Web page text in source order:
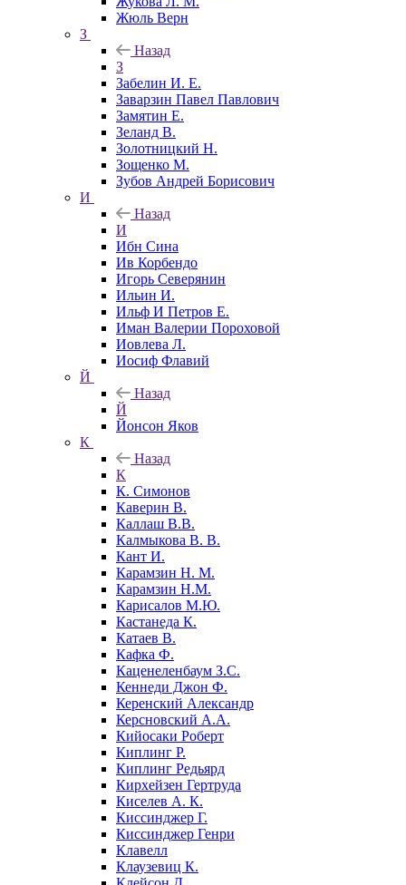
Жюль Верн
З
Назад
З
Забелин И. Е.
Заварзин Павел Павлович
Замятин Е.
Зеланд В.
Золотницкий Н.
Зощенко М.
Зубов Андрей Борисович
И
Назад
И
Ибн Сина
Ив Корбендо
Игорь Северянин
Ильин И.
Ильф И Петров Е.
Иман Валерии Пороховой
Иовлева Л.
Иосиф Флавий
Й
Назад
Й
Йонсон Яков
К
Назад
К
К. Симонов
Каверин В.
Каллаш В.В.
Калмыкова В. В.
Кант И.
Карамзин Н. М.
Карамзин Н.М.
Карисалов М.Ю.
Кастанеда К.
Катаев В.
Кафка Ф.
Каценеленбаум З.С.
Кеннеди Джон Ф.
Керенский Александр
Керсновский А.А.
Кийосаки Роберт
Киплинг Р.
Киплинг Редьярд
Кирхейзен Гертруда
Киселев А. К.
Киссинджер Г.
Киссинджер Генри
Клавелл
Клаузевиц К.